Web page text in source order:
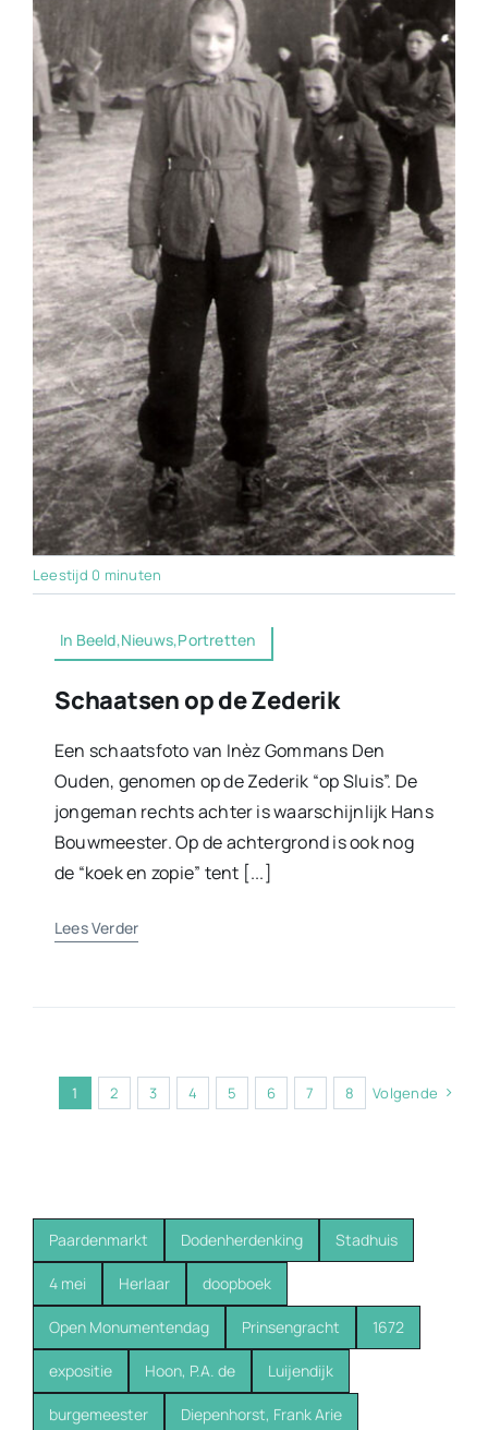
Leestijd 0 minuten
In Beeld,Nieuws,Portretten
Schaatsen op de Zederik
Een schaatsfoto van Inèz Gommans Den
Ouden, genomen op de Zederik “op Sluis”. De
jongeman rechts achter is waarschijnlijk Hans
Bouwmeester. Op de achtergrond is ook nog
de “koek en zopie” tent [...]
Lees Verder
1 2 3 4 5 6 7 8 Volgende
Paardenmarkt Dodenherdenking Stadhuis
4 mei Herlaar doopboek
Open Monumentendag Prinsengracht 1672
expositie Hoon, P.A. de Luijendijk
burgemeester Diepenhorst, Frank Arie